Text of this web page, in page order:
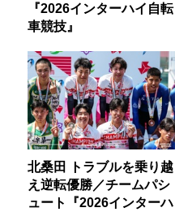
『2026インターハイ自転
車競技』
北桑田 トラブルを乗り越
え逆転優勝／チームパシ
ュート『2026インターハ